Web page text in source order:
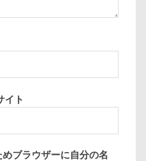
イト
ブラウザーに自分の名